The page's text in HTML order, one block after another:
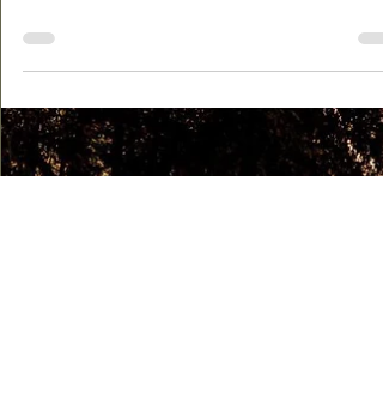
prontos para sobrevoar as margens do rio
Minho.